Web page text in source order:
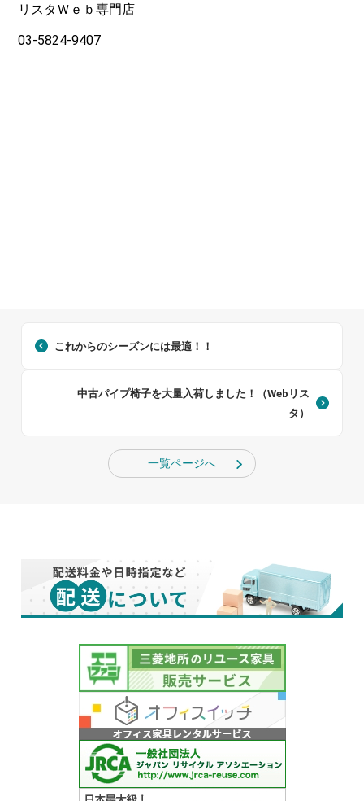
リスタＷｅｂ専門店
03-5824-9407
これからのシーズンには最適！！
中古パイプ椅子を大量入荷しました！（Webリス
タ）
一覧ページへ